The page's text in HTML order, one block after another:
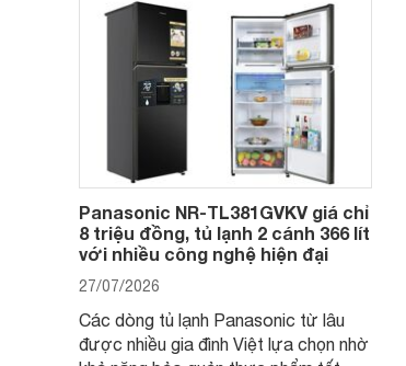
Panasonic NR-TL381GVKV giá chỉ
8 triệu đồng, tủ lạnh 2 cánh 366 lít
với nhiều công nghệ hiện đại
27/07/2026
Các dòng tủ lạnh Panasonic từ lâu
được nhiều gia đình Việt lựa chọn nhờ